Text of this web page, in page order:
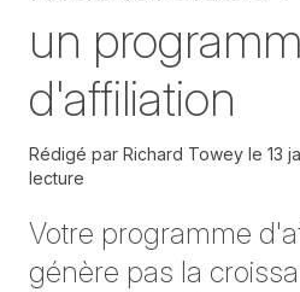
un
d'affiliation
Rédigé par Richard Towey le 13
lecture
Votre programme
génère pas la